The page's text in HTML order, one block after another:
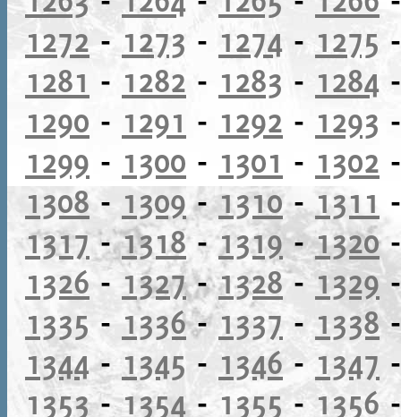
1272- 1273 - 1274 - 1275
1281 - 1282 - 1283 - 1284
1290 - 1291 - 1292 - 1293
1299 - 1300 - 1301 - 1302
1308 - 1309-1310-1311
1317-1318-1319-1320
1326 - 1327-1328-1329
1335 - 1336-1337- 1338
1344- 1345 - 1346 - 1347
1353-1354-1355-1356